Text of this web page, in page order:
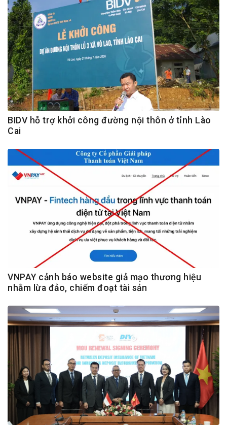
BIDV hỗ trợ khởi công đường nội thôn ở tỉnh Lào
Cai
VNPAY cảnh báo website giả mạo thương hiệu
nhằm lừa đảo, chiếm đoạt tài sản